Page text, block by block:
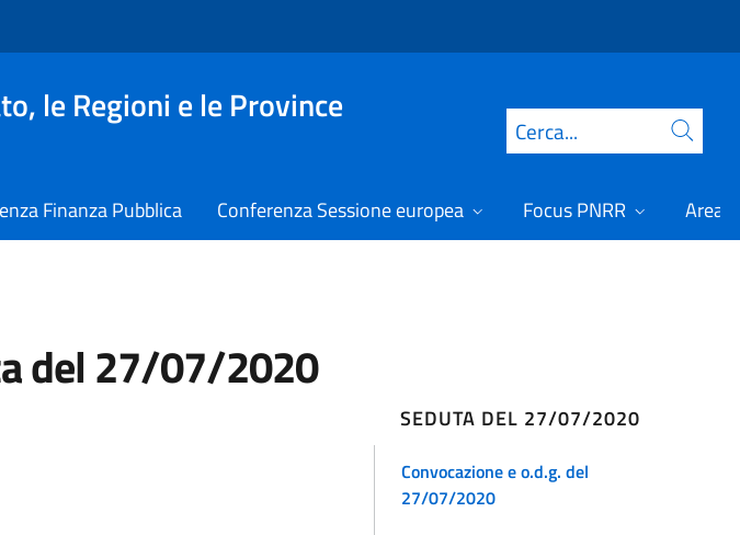
le Regioni e le Province
Cerca
Finanza Pubblica Conferenza Sessione europea Focus PNRR Area
del 27/07/2020
SEDUTA DEL 27/07/2020
Convocazione e o.d.g. del
27/07/2020